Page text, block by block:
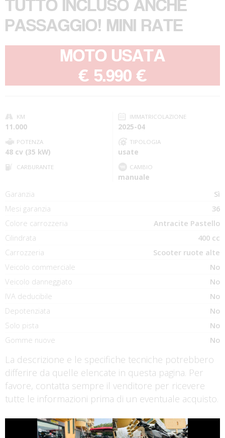
TUTTO INCLUSO ANCHE
PASSAGGIO! MINI RATE
MOTO USATA
€ 5.990 €
KM
11.000
IMMATRICOLAZIONE
2025-04
POTENZA
48 cv (35 kW)
TIPOLOGIA
usate
CARBURANTE CAMBIO
manuale
Garanzia
Sì
Mesi garanzia
36
Colore carrozzeria
Antracite Pastello
Cilindrata
400 cc
Carrozzeria
Scooter ruote alte
Veicolo commerciale
No
Veicolo danneggiato
No
IVA deducibile
No
Depotenziata
No
Solo pista
No
Gomme nuove
No
La descrizione e le specifiche tecniche potrebbero
differire da quelle elencate in questa pagina. Per
favore, contatta sempre il venditore per ricevere
tutte le informazioni prima di un eventuale acquisto.